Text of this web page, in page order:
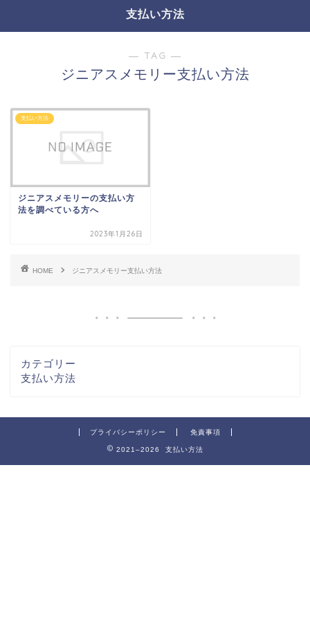
支払い方法
― TAG ―
ジニアスメモリー支払い方法
支払い方法
ジニアスメモリーの支払い方
法を調べている方へ
2023年1月26日
HOME ジニアスメモリー支払い方法
カテゴリー
支払い方法
プライバシーポリシー 免責事項
2021–2026 支払い方法